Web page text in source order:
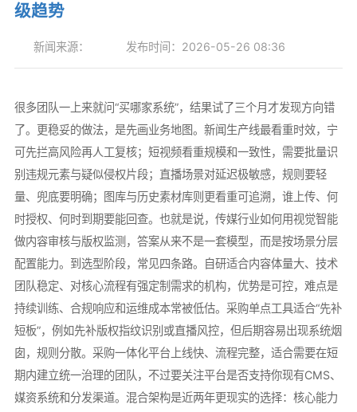
级趋势
新闻来源： 发布时间：2026-05-26 08:36
很多团队一上来就问“买哪家系统”，结果试了三个月才发现方向错
了。更稳妥的做法，是先画业务地图。新闻生产线最看重时效，宁
可先拦高风险再人工复核；短视频看重规模和一致性，需要批量识
别违规元素与疑似侵权片段；直播场景对延迟极敏感，规则要轻
量、兜底要明确；图库与历史素材库则更看重可追溯，谁上传、何
时授权、何时到期要能回查。也就是说，传媒行业如何用视觉智能
做内容审核与版权监测，答案从来不是一套模型，而是按场景分层
配置能力。到选型阶段，常见四条路。自研适合内容体量大、技术
团队稳定、对核心流程有强定制需求的机构，优势是可控，难点是
持续训练、合规响应和运维成本常被低估。采购单点工具适合“先补
短板”，例如先补版权指纹识别或直播风控，但后期容易出现系统烟
囱，规则分散。采购一体化平台上线快、流程完整，适合需要在短
期内建立统一治理的团队，不过要关注平台是否支持你现有CMS、
媒资系统和分发渠道。混合架构是近两年更现实的选择：核心能力